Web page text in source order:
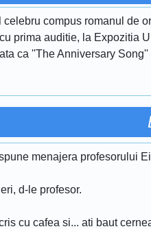
compus romanul de
prima auditie, la Expozitia
ca ''The Anniversary
menajera profesorului
d-le profesor.
cu cafea si... ati baut